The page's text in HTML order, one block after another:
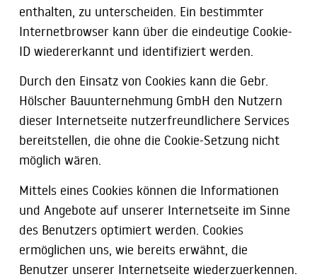
enthalten, zu unterscheiden. Ein bestimmter
Internetbrowser kann über die eindeutige Cookie-
ID wiedererkannt und identifiziert werden.
Durch den Einsatz von Cookies kann die Gebr.
Hölscher Bauunternehmung GmbH den Nutzern
dieser Internetseite nutzerfreundlichere Services
bereitstellen, die ohne die Cookie-Setzung nicht
möglich wären.
Mittels eines Cookies können die Informationen
und Angebote auf unserer Internetseite im Sinne
des Benutzers optimiert werden. Cookies
ermöglichen uns, wie bereits erwähnt, die
Benutzer unserer Internetseite wiederzuerkennen.